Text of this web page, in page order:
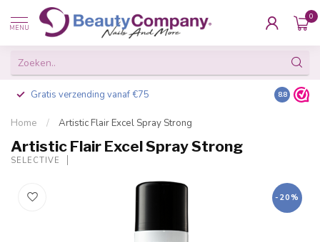
MENU
0
Gratis verzending vanaf €75 Besteld
8.8
Home / Artistic Flair Excel Spray Strong
Artistic Flair Excel Spray Strong
SELECTIVE
-20%